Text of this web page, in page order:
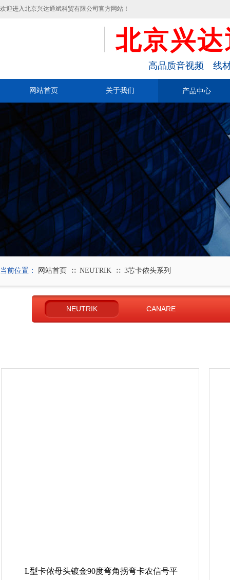
欢迎进入北京兴达通斌科贸有限公司官方网站！
北京兴
高品质音视频 线
网站首页 关于我们 产品中心
当前位置： 网站首页 ∷ NEUTRIK ∷ 3芯卡侬头系列
NEUTRIK CANARE
L型卡侬母头镀金90度弯角拐弯卡农信号平